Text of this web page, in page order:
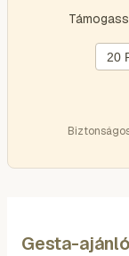
20
Gesta-